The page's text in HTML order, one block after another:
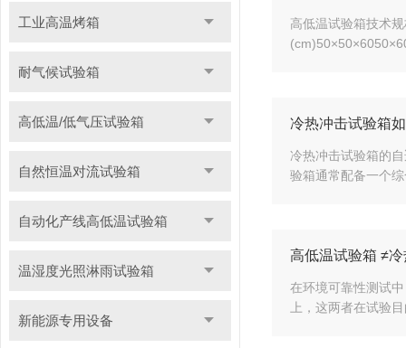
工业高温烤箱
耐气候试验箱
高低温/低气压试验箱
自然恒温对流试验箱
自动化产线高低温试验箱
温湿度光照淋雨试验箱
新能源专用设备
高低温试验箱技术
冷热冲击试验箱
冷热冲击试验箱的
验箱通常配备一个
高低温试验箱 ≠
在环境可靠性测试
上，这两者在试验